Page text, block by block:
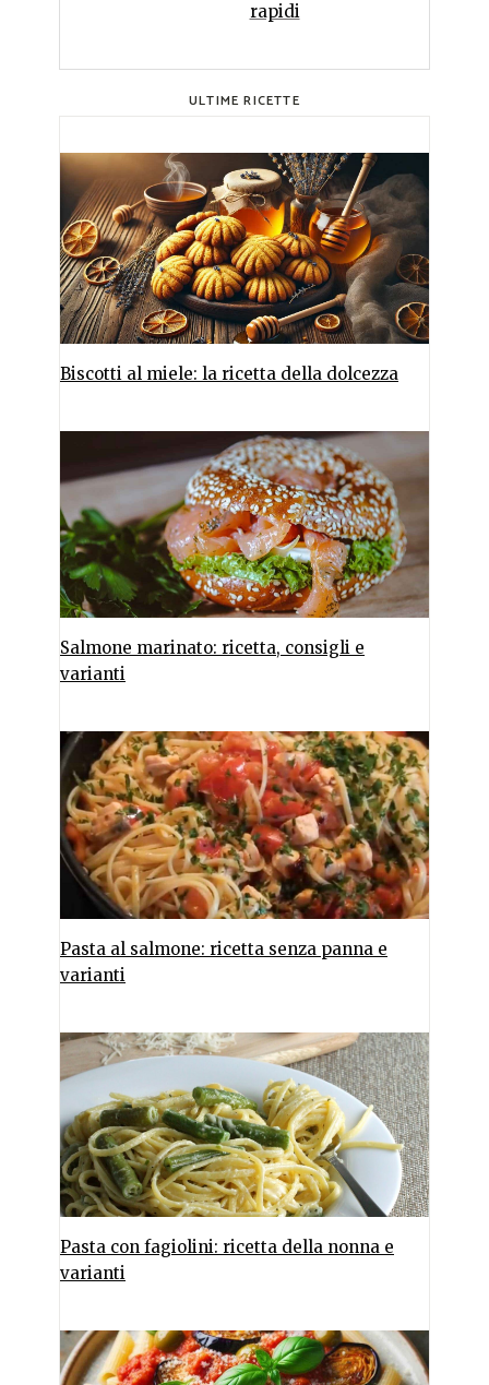
rapidi
ULTIME RICETTE
Biscotti al miele: la ricetta della dolcezza
Salmone marinato: ricetta, consigli e
varianti
Pasta al salmone: ricetta senza panna e
varianti
Pasta con fagiolini: ricetta della nonna e
varianti